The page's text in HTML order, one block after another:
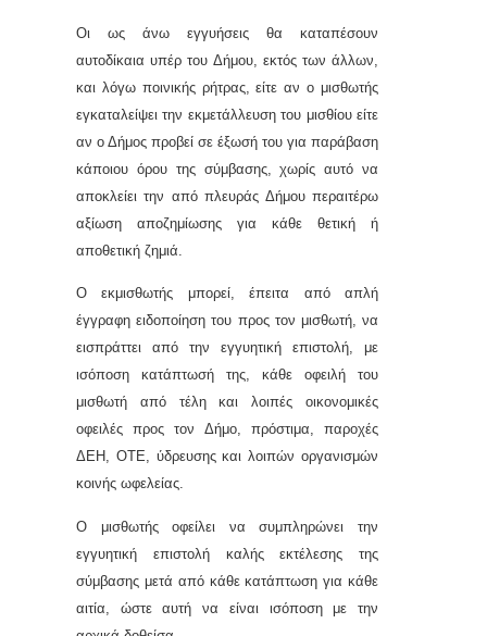
Οι ως άνω εγγυήσεις θα καταπέσουν
αυτοδίκαια υπέρ του Δήμου, εκτός των άλλων,
και λόγω ποινικής ρήτρας, είτε αν ο μισθωτής
εγκαταλείψει την εκμετάλλευση του μισθίου είτε
αν ο Δήμος προβεί σε έξωσή του για παράβαση
κάποιου όρου της σύμβασης, χωρίς αυτό να
αποκλείει την από πλευράς Δήμου περαιτέρω
αξίωση αποζημίωσης για κάθε θετική ή
αποθετική ζημιά.
Ο εκμισθωτής μπορεί, έπειτα από απλή
έγγραφη ειδοποίηση του προς τον μισθωτή, να
εισπράττει από την εγγυητική επιστολή, με
ισόποση κατάπτωσή της, κάθε οφειλή του
μισθωτή από τέλη και λοιπές οικονομικές
οφειλές προς τον Δήμο, πρόστιμα, παροχές
ΔΕΗ, ΟΤΕ, ύδρευσης και λοιπών οργανισμών
κοινής ωφελείας.
Ο μισθωτής οφείλει να συμπληρώνει την
εγγυητική επιστολή καλής εκτέλεσης της
σύμβασης μετά από κάθε κατάπτωση για κάθε
αιτία, ώστε αυτή να είναι ισόποση με την